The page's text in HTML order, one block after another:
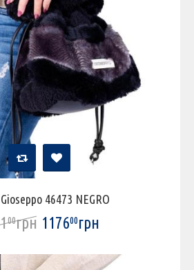
46473 NEGRO
00грн 117600грн